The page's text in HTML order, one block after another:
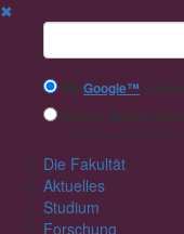
✖
Suchbegriff
Mit Google™ suchen
Interne Suche nutzen
Die Fakultät
Aktuelles
Studium
Forschung